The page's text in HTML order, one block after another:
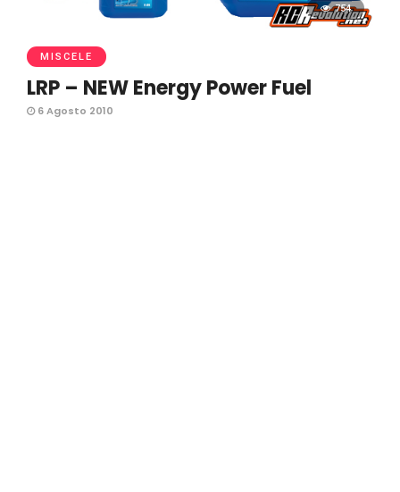
754
MISCELE
LRP – NEW Energy Power Fuel
6 Agosto 2010